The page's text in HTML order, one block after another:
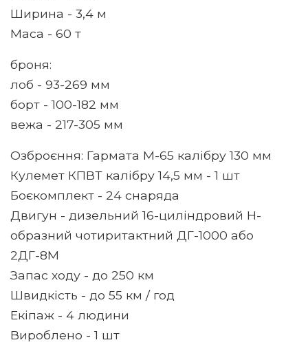
Ширина - 3,4 м
Маса - 60 т
броня:
лоб - 93-269 мм
борт - 100-182 мм
вежа - 217-305 мм
Озброєння: Гармата М-65 калібру 130 мм
Кулемет КПВТ калібру 14,5 мм - 1 шт
Боєкомплект - 24 снаряда
Двигун - дизельний 16-циліндровий Н-
образний чотиритактний ДГ-1000 або
2ДГ-8М
Запас ходу - до 250 км
Швидкість - до 55 км / год
Екіпаж - 4 людини
Вироблено - 1 шт